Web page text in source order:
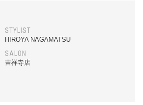
STYLIST
HIROYA NAGAMATSU
SALON
吉祥寺店